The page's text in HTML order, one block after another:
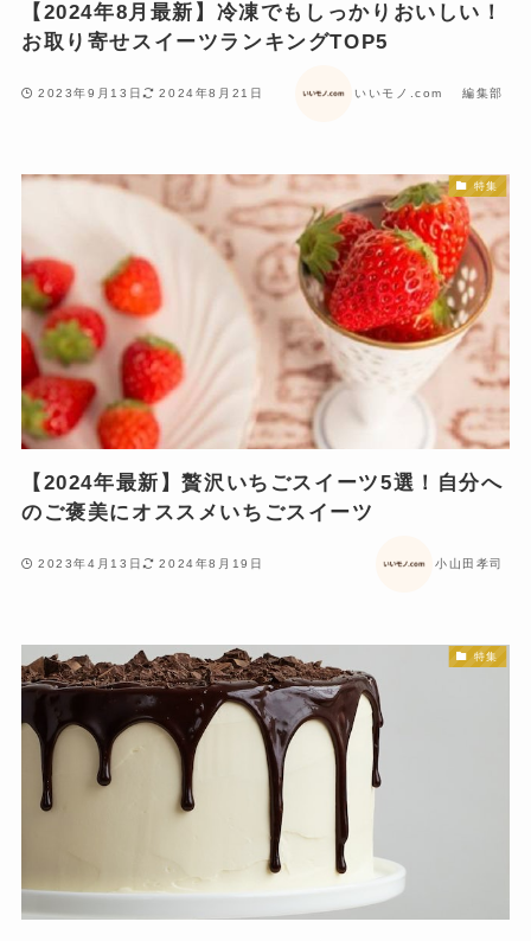
【2024年8月最新】冷凍でもしっかりおいしい！
お取り寄せスイーツランキングTOP5
2023年9月13日 2024年8月21日 いいモノ.com 編集部
特集
【2024年最新】贅沢いちごスイーツ5選！自分へ
のご褒美にオススメいちごスイーツ
2023年4月13日 2024年8月19日 小山田孝司
特集